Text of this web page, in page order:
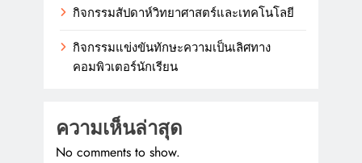
กิจกรรมสัปดาห์วิทยาศาสตร์และเทคโนโลยี
กิจกรรมแข่งขันทักษะความเป็นเลิศทาง
คอมพิวเตอร์นักเรียน
ความเห็นล่าสุด
No comments to show.